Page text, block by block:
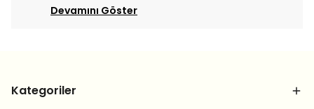
Devamını Göster
Kategoriler